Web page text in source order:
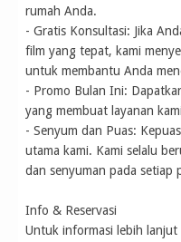
rumah Anda.
- Gratis Konsultasi: Jika
film yang tepat, kami
untuk membantu Anda
- Promo Bulan Ini:
yang membuat layanan
- Senyum dan Puas:
utama kami. Kami selalu
dan senyuman pada setiap
Info & Reservasi
Untuk informasi lebih lanjut